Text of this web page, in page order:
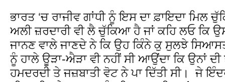
ਭਾਰਤ ‘ਚ ਰਾਜੀਵ ਗਾਂਧੀ ਨੂੰ ਇਸ ਦਾ ਫ਼ਾਇਦਾ ਮਿਲ
ਅਲੀ ਜ਼ਰਦਾਰੀ ਵੀ ਲੈ ਚੁੱਕਿਆ ਹੈ ਜਾਂ ਕਹਿ ਲਓ ਕਿ
ਜਾਨਣ ਵਾਲੇ ਜਾਣਦੇ ਨੇ ਕਿ ਉਹ ਕਿੰਨੇ ਕੁ ਸੁਲਝੇ
ਨੂੰ ਹਾਲੇ ਊੜਾ-ਐੜਾ ਵੀ ਨਹੀਂ ਸੀ ਆਉਂਦਾ ਕਿ ਉਨਾਂ ਦੀ
ਹਮਦਰਦੀ ਤੇ ਜਜ਼ਬਾਤੀ ਵੋਟ ਨੇ ਪਾ ਦਿੱਤੀ ਸੀ। ਜੇ